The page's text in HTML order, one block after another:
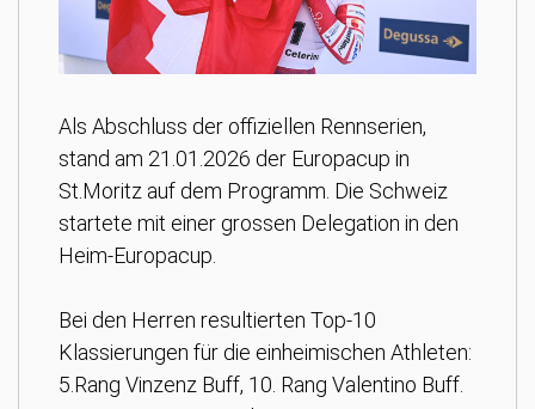
Als Abschluss der offiziellen Rennserien,
stand am 21.01.2026 der Europacup in
St.Moritz auf dem Programm. Die Schweiz
startete mit einer grossen Delegation in den
Heim-Europacup.
Bei den Herren resultierten Top-10
Klassierungen für die einheimischen Athleten:
5.Rang Vinzenz Buff, 10. Rang Valentino Buff.